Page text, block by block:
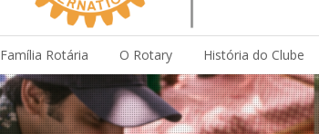
Família Rotária O Rotary História do Clube